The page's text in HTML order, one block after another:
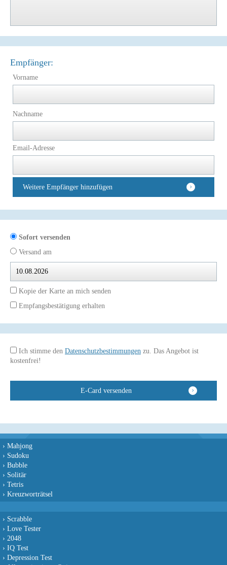
Empfänger:
Vorname
Nachname
Email-Adresse
Weitere Empfänger hinzufügen
Sofort versenden
Versand am
Kopie der Karte an mich senden
Empfangsbestätigung erhalten
Ich stimme den Datenschutzbestimmungen zu. Das Angebot ist
kostenfrei!
› Mahjong
› Sudoku
› Bubble
› Solitär
› Tetris
› Kreuzworträtsel
› Scrabble
› Love Tester
› 2048
› IQ Test
› Depression Test